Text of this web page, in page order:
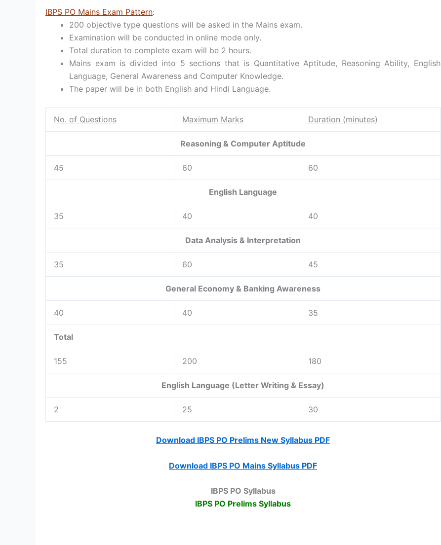
IBPS PO Mains Exam Pattern:
200 objective type questions will be asked in the Mains exam.
Examination will be conducted in online mode only.
Total duration to complete exam will be 2 hours.
Mains exam is divided into 5 sections that is Quantitative Aptitude, Reasoning Ability, English
Language, General Awareness and Computer Knowledge.
The paper will be in both English and Hindi Language.
No. of Questions Maximum Marks Duration (minutes)
Reasoning & Computer Aptitude
45 60 60
English Language
35 40 40
Data Analysis & Interpretation
35 60 45
General Economy & Banking Awareness
40 40 35
Total
155 200 180
English Language (Letter Writing & Essay)
2 25 30
Download IBPS PO Prelims New Syllabus PDF
Download IBPS PO Mains Syllabus PDF
IBPS PO Syllabus
IBPS PO Prelims Syllabus